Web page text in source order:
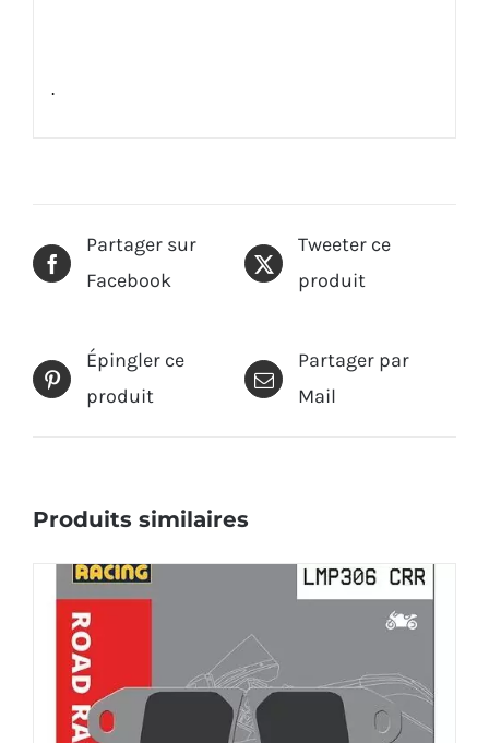
Partager sur
Facebook
Tweeter ce
produit
Épingler ce
produit
Partager par
Mail
Produits similaires